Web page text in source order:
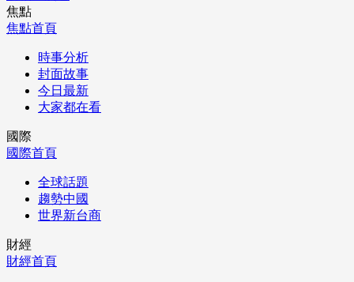
焦點
焦點首頁
時事分析
封面故事
今日最新
大家都在看
國際
國際首頁
全球話題
趨勢中國
世界新台商
財經
財經首頁